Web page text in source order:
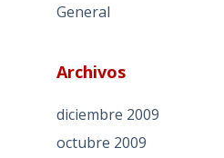
General
Archivos
diciembre 2009
octubre 2009